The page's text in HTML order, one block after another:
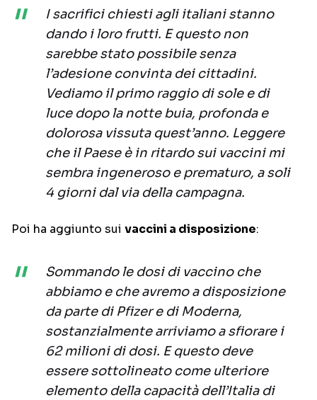
I sacrifici chiesti agli italiani stanno
dando i loro frutti. E questo non
sarebbe stato possibile senza
l’adesione convinta dei cittadini.
Vediamo il primo raggio di sole e di
luce dopo la notte buia, profonda e
dolorosa vissuta quest’anno. Leggere
che il Paese è in ritardo sui vaccini mi
sembra ingeneroso e prematuro, a soli
4 giorni dal via della campagna.
Poi ha aggiunto sui vaccini a disposizione:
Sommando le dosi di vaccino che
abbiamo e che avremo a disposizione
da parte di Pfizer e di Moderna,
sostanzialmente arriviamo a sfiorare i
62 milioni di dosi. E questo deve
essere sottolineato come ulteriore
elemento della capacità dell’Italia di